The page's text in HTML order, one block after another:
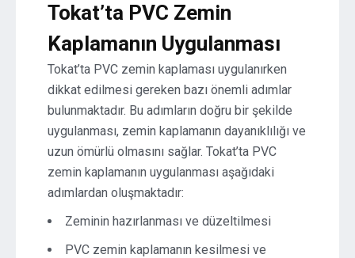
Tokat’ta PVC Zemin
Kaplamanın Uygulanması
Tokat’ta PVC zemin kaplaması uygulanırken
dikkat edilmesi gereken bazı önemli adımlar
bulunmaktadır. Bu adımların doğru bir şekilde
uygulanması, zemin kaplamanın dayanıklılığı ve
uzun ömürlü olmasını sağlar. Tokat’ta PVC
zemin kaplamanın uygulanması aşağıdaki
adımlardan oluşmaktadır:
Zeminin hazırlanması ve düzeltilmesi
PVC zemin kaplamanın kesilmesi ve